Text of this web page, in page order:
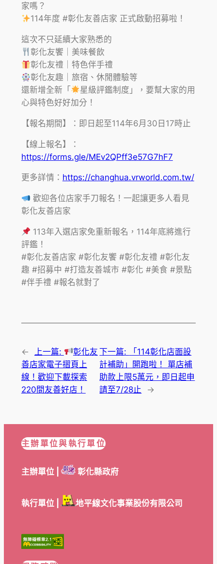
家嗎？
114年度 #彰化友善店家 正式啟動招募啦！
這次不只延續大家熟悉的
彰化友饗｜美味餐飲
彰化友禮｜特色伴手禮
彰化友趣｜旅宿、休閒體驗等
還新增全新「
星級評鑑制度」，要幫大家的用
心與特色好好加分！
【報名期間】：即日起至114年6月30日17時止
【線上報名】：
https://forms.gle/MEv2QPff3e57G7hF7
更多詳情： https://changhua.vrworld.com.tw/
歡迎各位店家手刀報名！一起讓更多人看見
彰化友善店家
113年入選店家免重新報名，114年底將進行
評鑑！
#彰化友善店家 #彰化友饗 #彰化友禮 #彰化友
趣 #招募中 #打造友善城市 #彰化 #美食 #景點
#伴手禮 #報名就對了
← 上一篇:
彰化友
善店家電子摺頁上
線！歡迎下載探索
220間友善好店！
下一篇:
「114彰化店面設
計補助」開跑啦！ 單店補
助款上限5萬元，即日起申
請至7/28止
→
主辦單位與執行單位
主辦單位 | 彰化縣政府
執行單位 | 地平線文化事業股份有限公司